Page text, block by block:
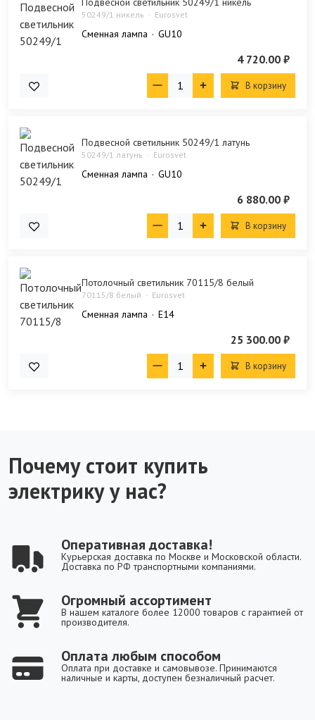
50249/1 никель Eurosvet
Сменная лампа GU10
4 720.00 ₽
В корзину
Подвесной светильник 50249/1 латунь
50249/1 латунь Eurosvet
Сменная лампа GU10
6 880.00 ₽
В корзину
Потолочный светильник 70115/8 белый
70115/8 белый Eurosvet
Сменная лампа E14
25 300.00 ₽
В корзину
Почему стоит купить
электрику у нас?
Оперативная доставка!
Курьерская доставка по Москве и Московской области.
Доставка по РФ транспортными компаниями.
Огромный ассортимент
В нашем каталоге более 12000 товаров с гарантией от
производителя.
Оплата любым способом
Оплата при доставке и самовывозе. Принимаются
наличные и карты, доступен безналичный расчет.